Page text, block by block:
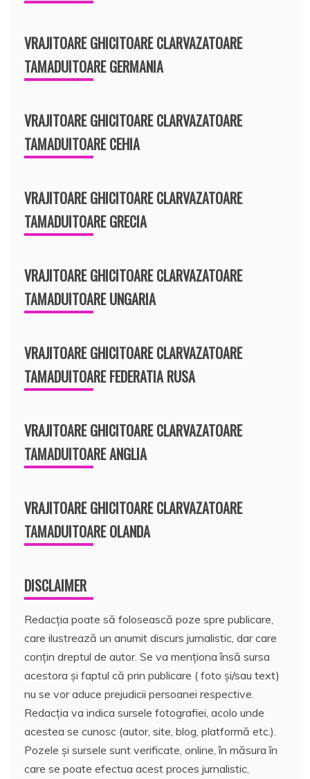
VRAJITOARE GHICITOARE CLARVAZATOARE
TAMADUITOARE GERMANIA
VRAJITOARE GHICITOARE CLARVAZATOARE
TAMADUITOARE CEHIA
VRAJITOARE GHICITOARE CLARVAZATOARE
TAMADUITOARE GRECIA
VRAJITOARE GHICITOARE CLARVAZATOARE
TAMADUITOARE UNGARIA
VRAJITOARE GHICITOARE CLARVAZATOARE
TAMADUITOARE FEDERATIA RUSA
VRAJITOARE GHICITOARE CLARVAZATOARE
TAMADUITOARE ANGLIA
VRAJITOARE GHICITOARE CLARVAZATOARE
TAMADUITOARE OLANDA
DISCLAIMER
Redacția poate să folosească poze spre publicare,
care ilustrează un anumit discurs jurnalistic, dar care
conțin dreptul de autor. Se va menționa însă sursa
acestora și faptul că prin publicare ( foto și/sau text)
nu se vor aduce prejudicii persoanei respective.
Redacția va indica sursele fotografiei, acolo unde
acestea se cunosc (autor, site, blog, platformă etc.).
Pozele și sursele sunt verificate, online, în măsura în
care se poate efectua acest proces jurnalistic,